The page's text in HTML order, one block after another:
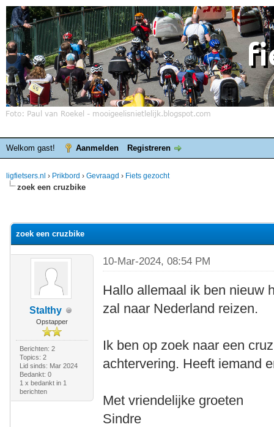
Welkom gast! Aanmelden Registreren
ligfietsers.nl › Prikbord › Gevraagd › Fiets gezocht
zoek een cruzbike
zoek een cruzbike
Stalthy
Opstapper
Berichten: 2
Topics: 2
Lid sinds: Mar 2024
Bedankt: 0
1 x bedankt in 1
berichten
10-Mar-2024, 08:54 PM
Hallo allemaal ik ben nieuw
zal naar Nederland reizen.
Ik ben op zoek naar een
achtervering. Heeft iemand
Met vriendelijke groeten
Sindre